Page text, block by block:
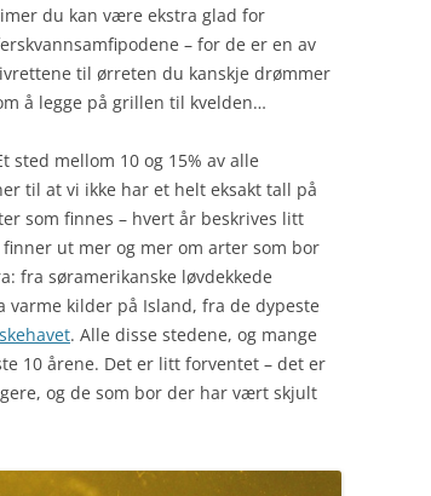
du kan være ekstra glad for
– for de er en av
til ørreten du kanskje drømmer
å legge på grillen til kvelden…
sted mellom 10 og 15% av alle
til at vi ikke har et helt eksakt tall på
som finnes – hvert år beskrives litt
ut mer og mer om arter som bor
fra søramerikanske løvdekkede
kilder på Island, fra de dypeste
. Alle disse stedene, og mange
10 årene. Det er litt forventet – det er
og de som bor der har vært skjult